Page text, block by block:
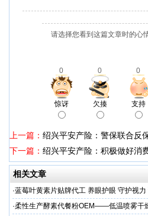
请选择您看到这篇文章时的心
0 0 0
惊讶 欠揍 支持
上一篇： 绍兴平安产险：警保联合反
下一篇： 绍兴平安产险：积极做好消
相关文章
·蓝莓叶黄素片贴牌代工 养眼护眼 守护视
头直供
·柔性生产酵素代餐粉OEM——低温喷雾干